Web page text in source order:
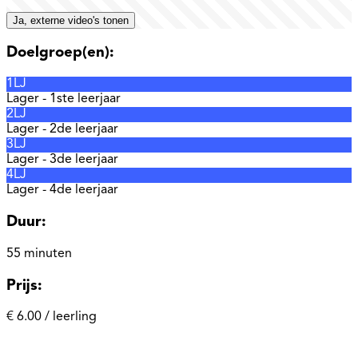
Ja, externe video's tonen
Doelgroep(en):
1LJ
Lager - 1ste leerjaar
2LJ
Lager - 2de leerjaar
3LJ
Lager - 3de leerjaar
4LJ
Lager - 4de leerjaar
Duur:
55 minuten
Prijs:
€ 6.00 / leerling